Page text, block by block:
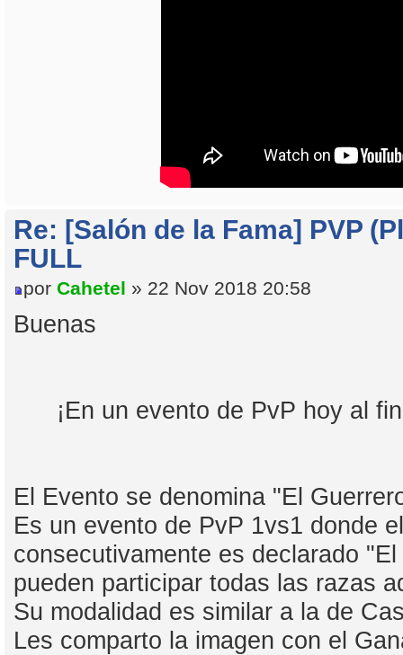
Re: [Salón de la Fama] PVP
FULL
por Cahetel » 22 Nov 2018 20:58
Buenas
¡En un evento de PvP hoy al
El Evento se denomina "El
Es un evento de PvP 1vs1 donde
consecutivamente es declarado
pueden participar todas las razas
Su modalidad es similar a la de
Les comparto la imagen con el